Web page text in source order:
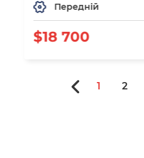
Передній
$18 700
1 2